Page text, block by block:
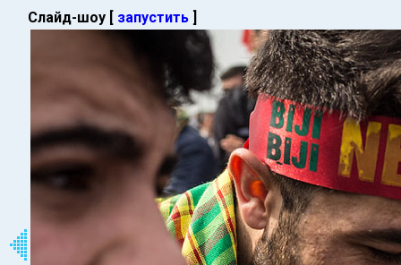
Слайд-шоу [ запустить ]